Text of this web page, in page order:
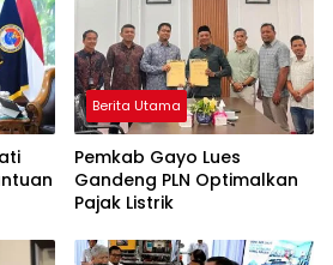
Berita Utama
Pemkab Gayo Lues
Gandeng PLN Optimalkan
Pajak Listrik